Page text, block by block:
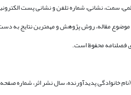
سمت، نشانی، شماره تلفن و نشانی پست
فصلنامه محفوظ است.